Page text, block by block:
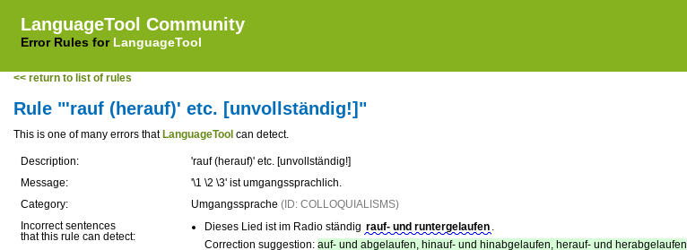
LanguageTool Community
Error Rules for LanguageTool
<< return to list of rules
Rule "'rauf (herauf)' etc. [unvollständig!]"
This is one of many errors that LanguageTool can detect.
Description:
'rauf (herauf)' etc. [unvollständig!]
Message:
'\1 \2 \3' ist umgangssprachlich.
Category:
Umgangssprache (ID: COLLOQUIALISMS)
Incorrect sentences
that this rule can detect:
Dieses Lied ist im Radio ständig rauf- und runtergelaufen .
Correction suggestion: auf- und abgelaufen, hinauf- und hinabgelaufen, herauf- und herabgelaufen